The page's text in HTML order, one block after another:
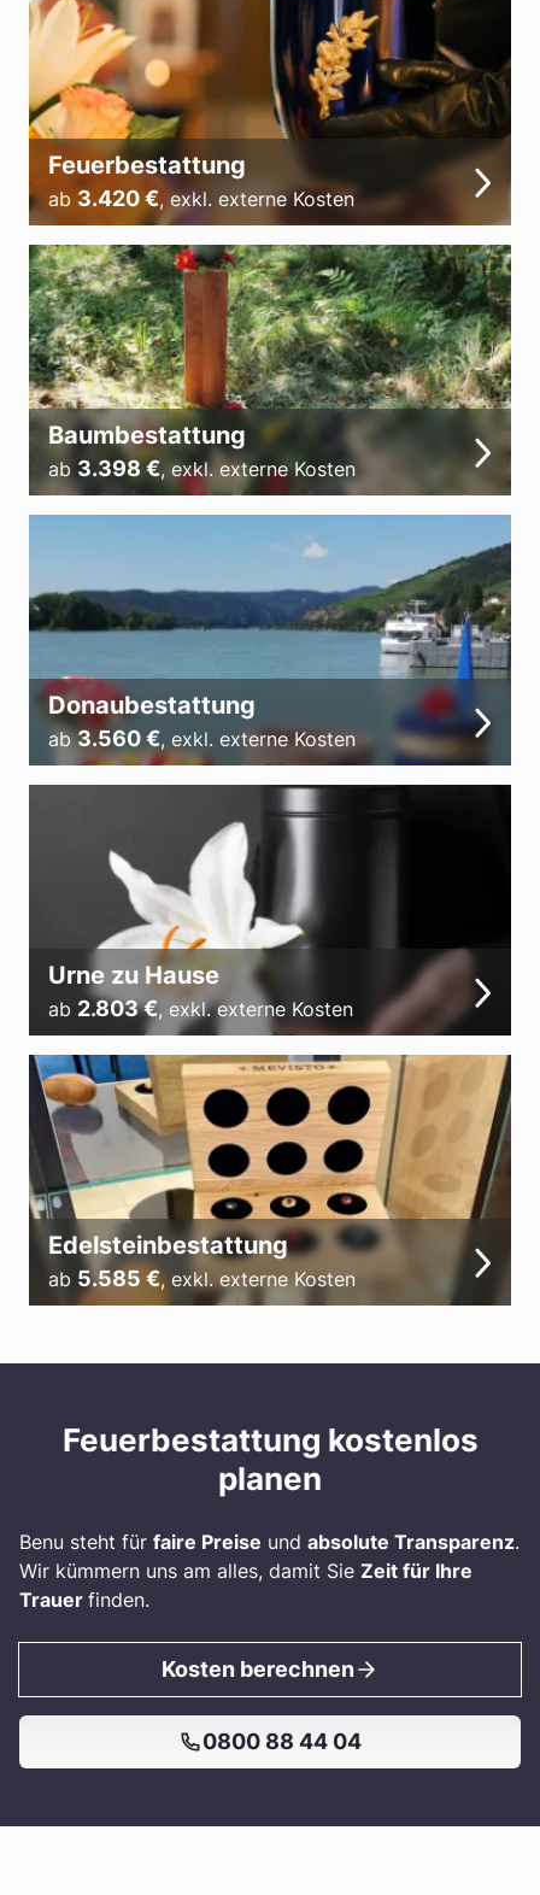
Feuerbestattung
ab 3.420€, exkl. externe Kosten
Baumbestattung
ab 3.398€, exkl. externe Kosten
Donaubestattung
ab3.560€, exkl. externe Kosten
Urne zu Hause
ab 2.803€, exkl. externe Kosten
Edelsteinbestattung
ab 5.585 €, exkl. externe Kosten
Feuerbestattung kostenlos
planen
Benu steht für faire Preise und absolute Transparenz.
Wir kümmern uns am alles, damit Sie Zeit für Ihre
Trauer finden.
Kosten berechnen
0800 88 44 04